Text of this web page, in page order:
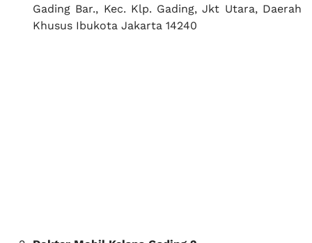
Gading Bar., Kec. Klp. Gading, Jkt Utara, Daerah
Khusus Ibukota Jakarta 14240